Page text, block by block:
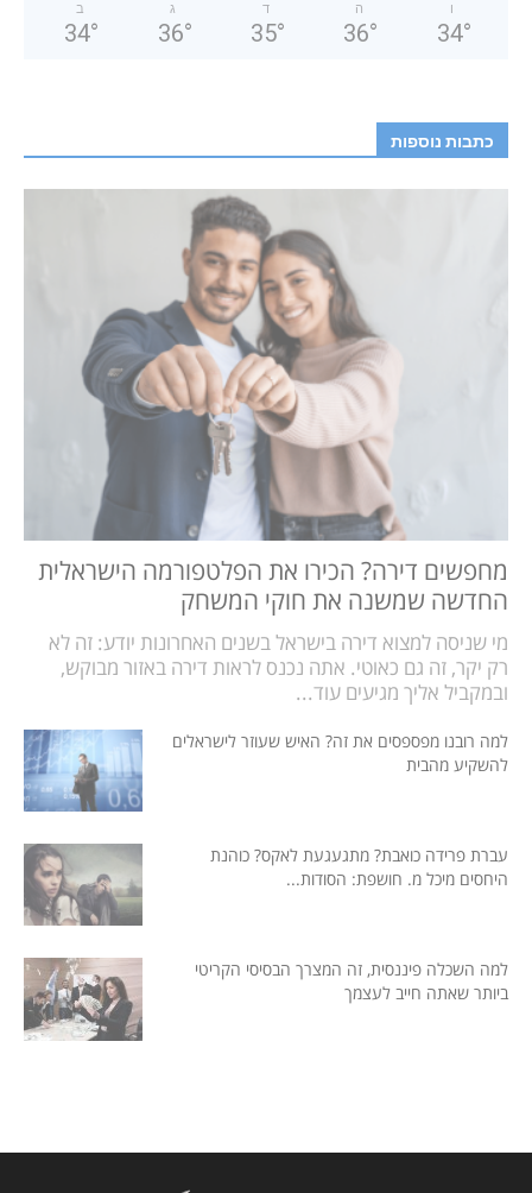
ב
34°
ג
36°
ד
35°
ה
36°
ו
34°
כתבות נוספות
מחפשים דירה? הכירו את הפלטפורמה הישראלית
החדשה שמשנה את חוקי המשחק
מי שניסה למצוא דירה בישראל בשנים האחרונות יודע: זה לא
רק יקר, זה גם כאוטי. אתה נכנס לראות דירה באזור מבוקש,
ובמקביל אליך מגיעים עוד...
למה רובנו מפספסים את זה? האיש שעוזר לישראלים
להשקיע מהבית
עברת פרידה כואבת? מתגעגעת לאקס? כוהנת
היחסים מיכל מ. חושפת: הסודות...
למה השכלה פיננסית, זה המצרך הבסיסי הקריטי
ביותר שאתה חייב לעצמך